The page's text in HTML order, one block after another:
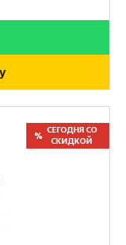
СЕГОДНЯ СО
СКИДКОЙ